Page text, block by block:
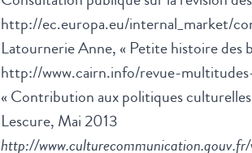
http://ec.europa.eu/internal_market/
Latournerie Anne, « Petite histoire des
http://www.cairn.info/revue-
« Contribution aux politiques
Lescure, Mai 2013
http://